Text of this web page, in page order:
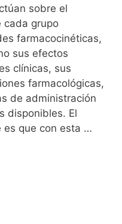
sobre el
cada grupo
farmacocinéticas,
sus efectos
clínicas, sus
farmacológicas,
de administración
disponibles. El
es que con esta …